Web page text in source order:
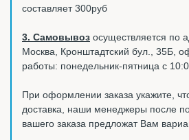
составляет 300руб
3. Самовывоз осуществляется по
Москва, Кронштадтский бул., 35Б,
работы: понедельник-пятница с
При оформлении заказа укажите,
доставка, наши менеджеры после
вашего заказа предложат Вам